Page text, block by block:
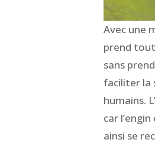
Avec une
prend tout
sans
faciliter la
humains.
car
ainsi se